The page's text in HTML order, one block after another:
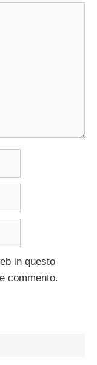
in questo
commento.